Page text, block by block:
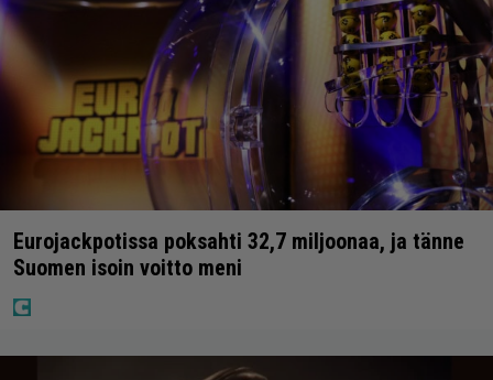
Eurojackpotissa poksahti 32,7 miljoonaa, ja tänne
Suomen isoin voitto meni